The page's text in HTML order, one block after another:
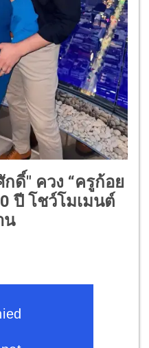
กดิ์" ควง “ครูก้อย
ปี โชว์โมเมนต์
น